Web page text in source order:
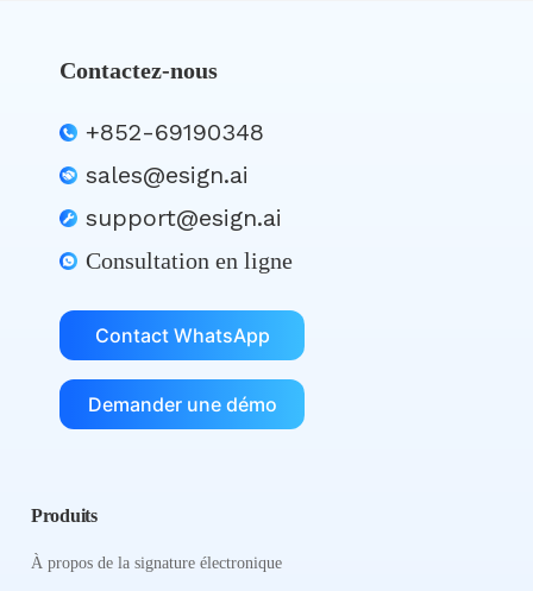
Contactez-nous
+852-69190348
sales@esign.ai
support@esign.ai
Consultation en ligne
Contact WhatsApp
Demander une démo
Produits
À propos de la signature électronique